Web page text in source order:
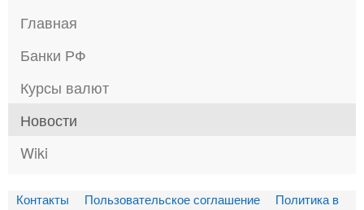
Главная
Банки РФ
Курсы валют
Новости
Wiki
Контакты Пользовательское соглашение
Политика в